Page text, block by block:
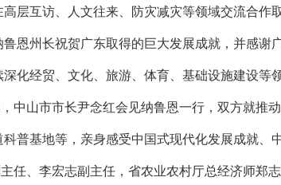
高层互访、人文往来、防灾减灾等领域交流合
鲁恩州长祝贺广东取得的巨大发展成就，并感
化经贸、文化、旅游、体育、基础设施建设等
山市市长尹念红会见纳鲁恩一行，双方就推
普基地等，亲身感受中国式现代化发展成就、
、李宏志副主任，省农业农村厅总经济师郑志